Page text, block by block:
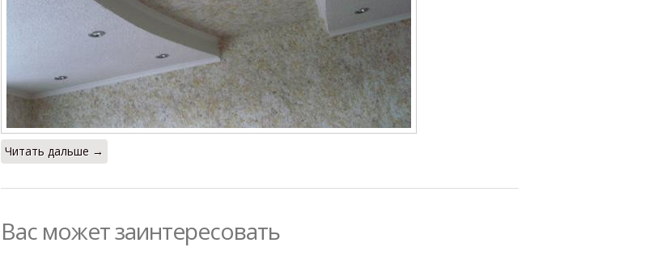
Читать дальше →
Вас может заинтересовать